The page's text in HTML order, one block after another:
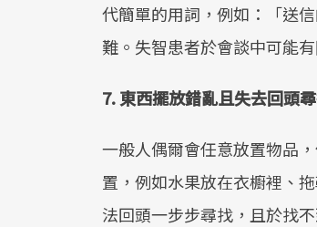
代簡單的用詞，例如：「送
難。失智患者於會談中可能
7. 東西擺放錯亂且失去回頭
一般人偶爾會任意放置物品
置，例如水果放在衣櫥裡、
法回頭一步步尋找，且於找